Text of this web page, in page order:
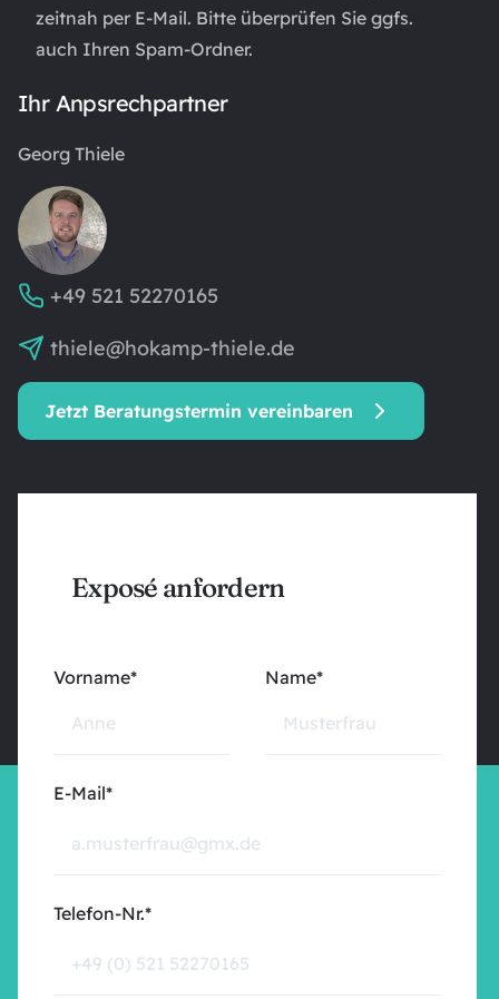
zeitnah per E-Mail. Bitte überprüfen Sie ggfs.
auch Ihren Spam-Ordner.
Ihr Anpsrechpartner
Georg Thiele
+49 521 52270165
thiele@hokamp-thiele.de
Jetzt Beratungstermin vereinbaren
Exposé anfordern
Vorname* Name*
E-Mail*
Telefon-Nr.*